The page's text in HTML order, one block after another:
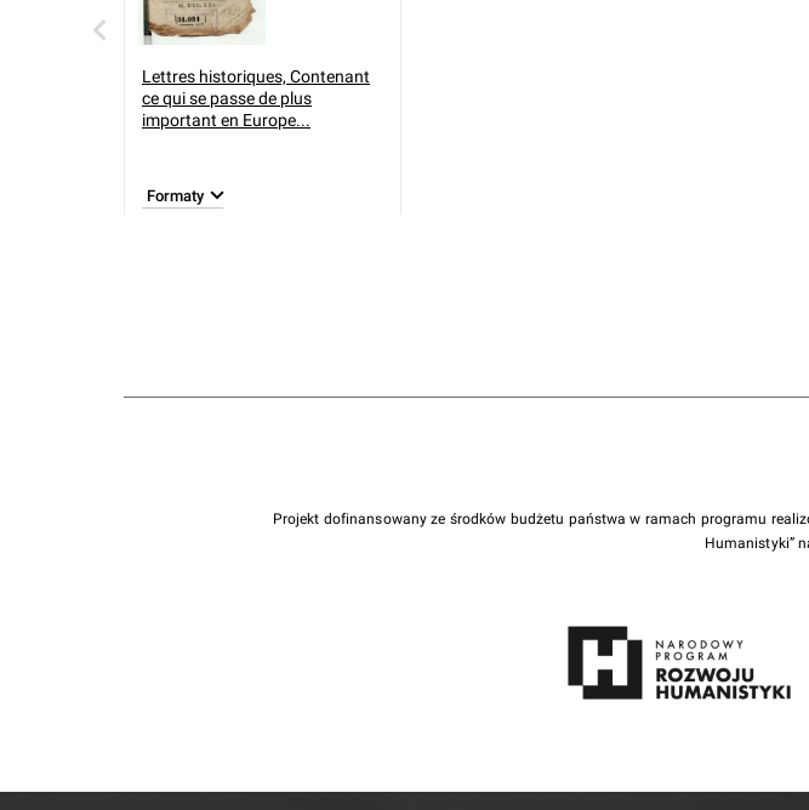
Lettres historiques, Contenant
ce qui se passe de plus
important en Europe...
Formaty
Projekt dofinansowany ze środków budżetu państwa w ramach programu
Humanistyki”